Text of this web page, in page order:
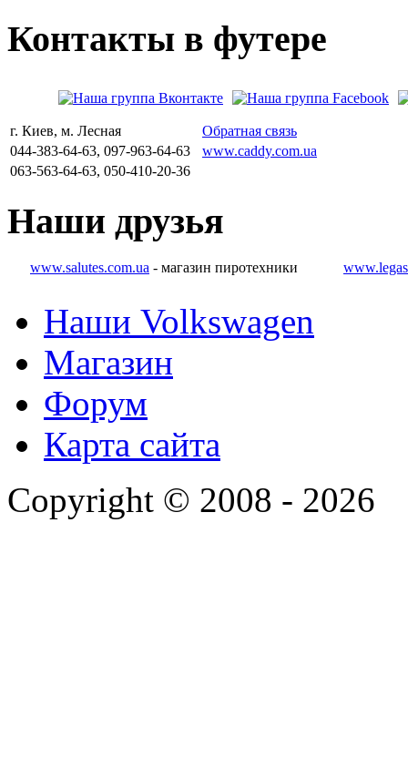
Контакты в футере
г. Киев, м. Лесная
Обратная связь
044-383-64-63, 097-963-64-63
www.caddy.com.ua
063-563-64-63, 050-410-20-36
Наши друзья
www.salutes.com.ua - магазин пиротехники
Наши Volkswagen
Магазин
Форум
Карта сайта
Copyright © 2008 - 2026